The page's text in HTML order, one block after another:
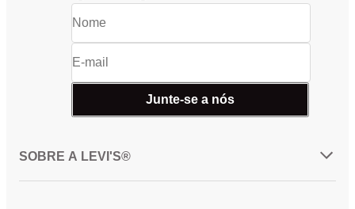
Junte-se a nós
SOBRE A LEVI'S®